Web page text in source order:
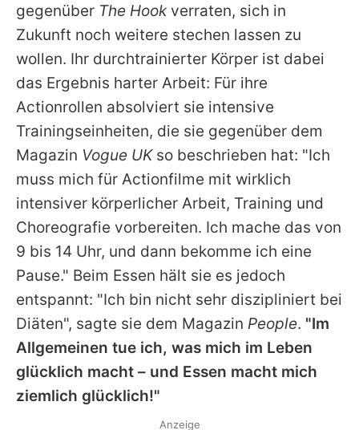
gegenüber The Hookverraten, sich in
Zukunft noch weitere stechen lassen zu
wollen. Ihr durchtrainierter Körper ist dabei
das Ergebnis harter Arbeit: Für ihre
Actionrollen absolviert sie intensive
Trainingseinheiten, die sie gegenüber dem
Magazin Vogue UKso beschrieben hat: "Ich
muss mich für Actionfilme mit wirklich
intensiver körperlicher Arbeit, Training und
Choreografie vorbereiten. Ich mache das von
9 bis 14 Uhr, und dann bekomme ich eine
Pause." Beim Essen hält sie es jedoch
entspannt: "Ich bin nicht sehr diszipliniert bei
Diäten", sagte sie dem Magazin People. "Im
Allgemeinen tue ich, was mich im Leben
glücklich macht – und Essen macht mich
ziemlich glücklich!"
Anzeige